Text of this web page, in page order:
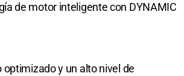
de motor inteligente con DYNAMIC
optimizado y un alto nivel de